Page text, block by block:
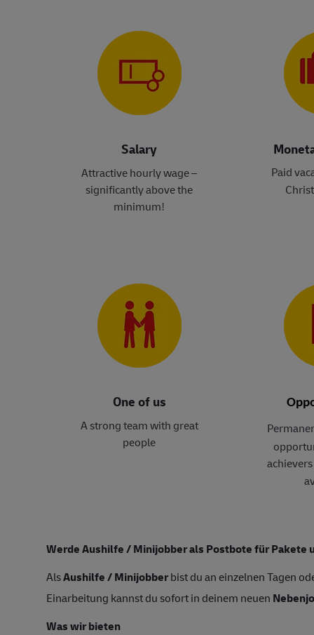
Salary
Attractive hourly wage –
significantly above the
minimum!​​​​​​​
Paid
One of us
A strong team with great
people
Werde Aushilfe / Minijobber als Postbote für Pakete
AlsAushilfe / Minijobberbist du an einzelnen Tagen
Einarbeitung kannst du sofort in deinem neuen
Was wir bieten